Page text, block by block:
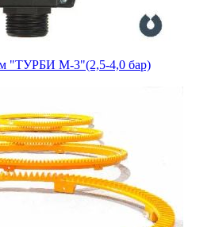
"ТУРБИ М-3"(2,5-4,0 бар)